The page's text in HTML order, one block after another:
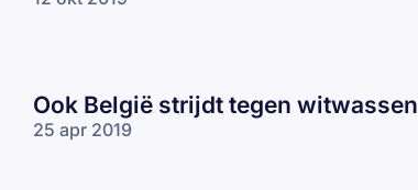
Ook België strijdt tegen witwassen
25 apr 2019